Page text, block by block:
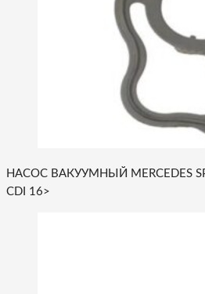
НАСОС ВАКУУМНЫЙ MERCEDES
CDI 16>